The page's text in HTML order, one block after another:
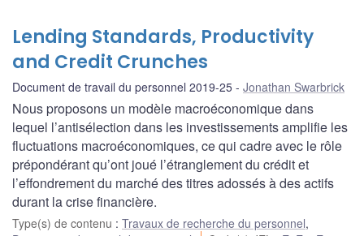
Lending Standards, Productivity
and Credit Crunches
Document de travail du personnel 2019-25 Jonathan Swarbrick
Nous proposons un modèle macroéconomique dans
lequel l’antisélection dans les investissements amplifie les
fluctuations macroéconomiques, ce qui cadre avec le rôle
prépondérant qu’ont joué l’étranglement du crédit et
l’effondrement du marché des titres adossés à des actifs
durant la crise financière.
Type(s) de contenu : Travaux de recherche du personnel,